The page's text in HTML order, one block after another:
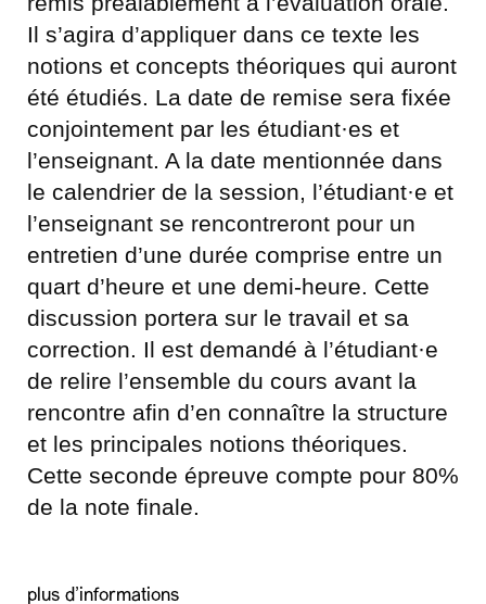
Il s’agira d’appliquer dans ce texte les
notions et concepts théoriques qui auront
été étudiés. La date de remise sera fixée
conjointement par les étudiant·es et
l’enseignant. A la date mentionnée dans
le calendrier de la session, l’étudiant·e et
l’enseignant se rencontreront pour un
entretien d’une durée comprise entre un
quart d’heure et une demi-heure. Cette
discussion portera sur le travail et sa
correction. Il est demandé à l’étudiant·e
de relire l’ensemble du cours avant la
rencontre afin d’en connaître la structure
et les principales notions théoriques.
Cette seconde épreuve compte pour 80%
de la note finale.
plus d'informations